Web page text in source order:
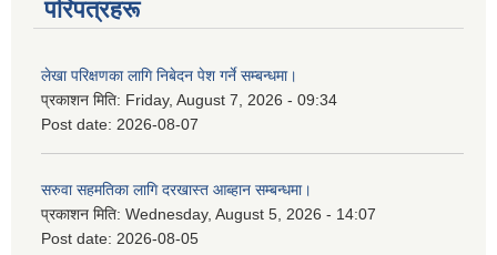
परिपत्रहरू
लेखा परिक्षणका लागि निबेदन पेश गर्ने सम्बन्धमा।
प्रकाशन मिति: Friday, August 7, 2026 - 09:34
Post date: 2026-08-07
सरुवा सहमतिका लागि दरखास्त आब्हान सम्बन्धमा।
प्रकाशन मिति: Wednesday, August 5, 2026 - 14:07
Post date: 2026-08-05